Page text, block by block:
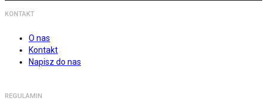
KONTAKT
O nas
Kontakt
Napisz do nas
REGULAMIN